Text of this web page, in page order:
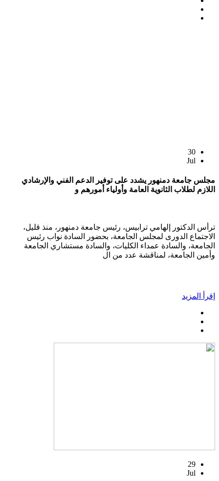
30
Jul
مجلس جامعة دمنهور يشدد على توفير الدعم الفني والإرشادي
اللازم لطلاب الثانوية العامة وأولياء أمورهم و
ترأس الدكتور إلهامي ترابيس، رئيس جامعة دمنهور، منذ قليل،
الاجتماع الدورى لمجلس الجامعة، بحضور السادة نواب رئيس
الجامعة، والسادة عمداء الكليات، والسادة مستشاري الجامعة
وأمين الجامعة، لمناقشة عدد من ال
إقرأ المزيد
29
Jul